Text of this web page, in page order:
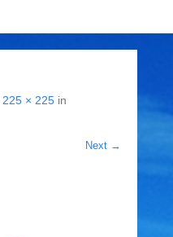
225 × 225 in
Next →